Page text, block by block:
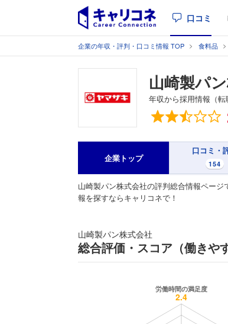
口コミ
企業の年収・評判・口コミ情報 TOP 食料品
山崎製パ
年収から採用情報（
総合評価
企業トップ
口コミ・
154
山崎製パン株式会社の評判総合情報ペー
報を探すならキャリコネで！
山崎製パン株式会社
総合評価・スコア（働きや